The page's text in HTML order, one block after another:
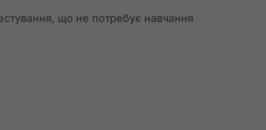
що не потребує навчання